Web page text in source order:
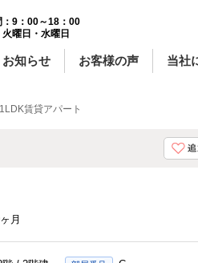
：9：00～18：00
曜日・水曜日
お知らせ お客様の声 当社
賃貸アパート
月